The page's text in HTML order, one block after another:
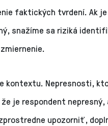
faktických tvrdení. Ak
snažíme sa riziká
kontextu. Nepresnosti,
je respondent nepresný,
upozorniť,